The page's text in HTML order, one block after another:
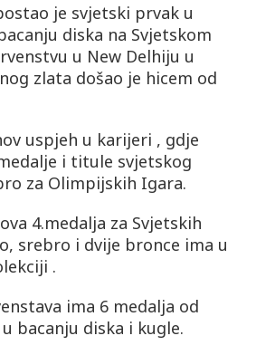
je svjetski prvak u
diska na Svjetskom
u New Delhiju u
zlata došao je hicem od
uspjeh u karijeri , gdje
i titule svjetskog
za Olimpijskih Igara.
4.medalja za Svjetskih
srebro i dvije bronce ima u
.
ima 6 medalja od
bacanju diska i kugle.